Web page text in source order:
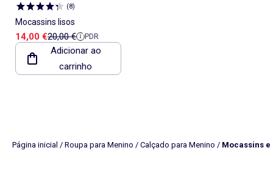
(8)
Mocassins lisos
Preço de venda
14,00 €Preço de referência
20,00 € PDR
Adicionar ao
carrinho
Página inicial / Roupa para Menino / Calçado para Menino / Mocassins e